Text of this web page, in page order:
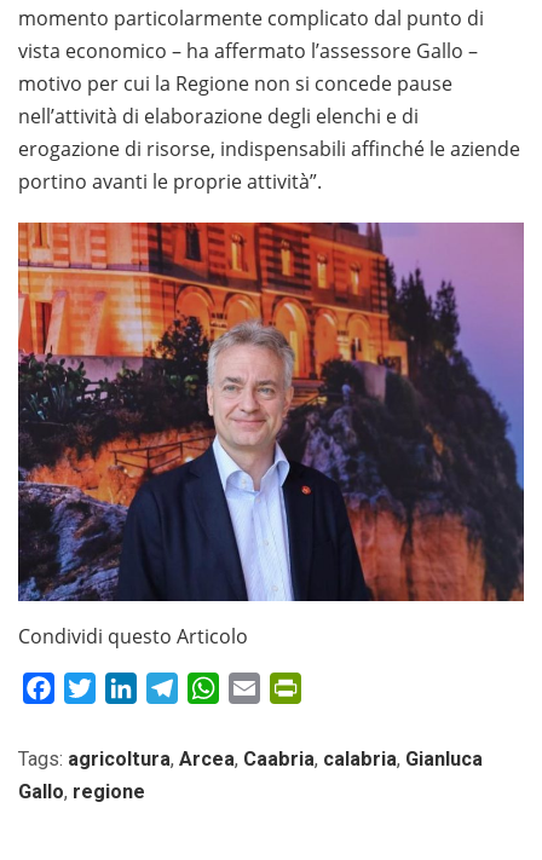
momento particolarmente complicato dal punto di
vista economico – ha affermato l’assessore Gallo –
motivo per cui la Regione non si concede pause
nell’attività di elaborazione degli elenchi e di
erogazione di risorse, indispensabili affinché le aziende
portino avanti le proprie attività”.
Condividi questo Articolo
FacebookTwitterLinkedInTelegramWhatsApp
Email
Tags: agricoltura, Arcea, Caabria, calabria, Gianluca
Gallo, regione